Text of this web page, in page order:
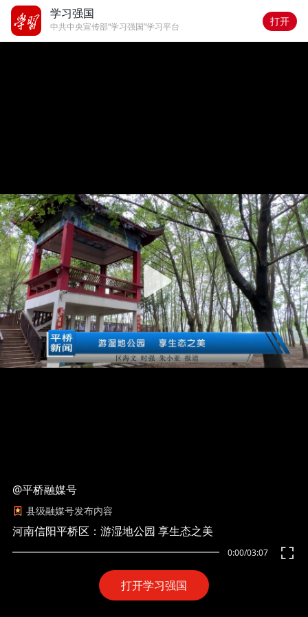
学习强国
中共中央宣传部“学习强国”学习平台 打开
打开学习强国
0:00/03:07
@平桥融媒号
县级融媒号发布内容
河南信阳平桥区：游湿地公园 享生态之美